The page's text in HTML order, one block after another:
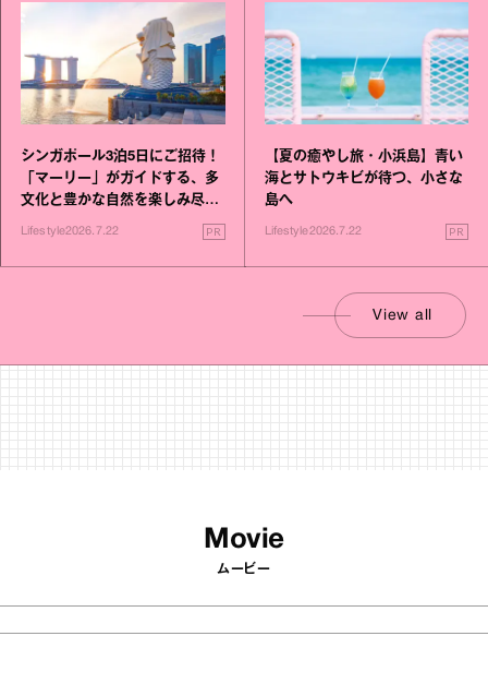
シンガポール3泊5日にご招待！
「マーリー」がガイドする、多
文化と豊かな自然を楽しみ尽く
Lifestyle2026.7.22 PR
【夏の癒やし旅・小浜島】青い
海とサトウキビが待つ、小さな
島へ
Lifestyle2026.7.22 PR
View all
Movie
ムービー